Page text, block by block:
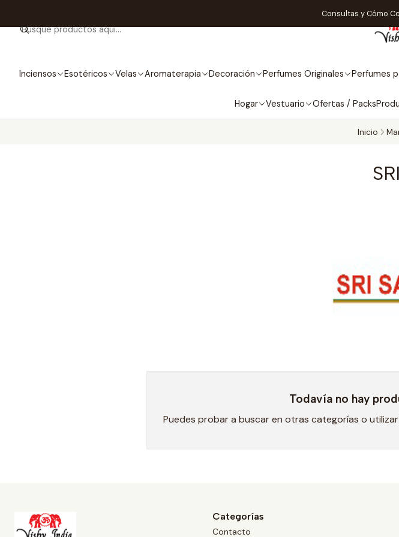
Inciensos Esotéricos Velas Aromaterapia Decoración Perfumes Originales Perfumes
Hogar Vestuario Ofertas / Packs
Consultas y Cómo
Inicio
Todavía no hay
Puedes probar a buscar en otras categorías o
Categorías
Contacto